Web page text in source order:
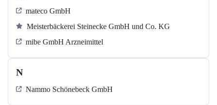
mateco GmbH
Meisterbäckerei Steinecke GmbH und Co. KG
mibe GmbH Arzneimittel
N
Nammo Schönebeck GmbH